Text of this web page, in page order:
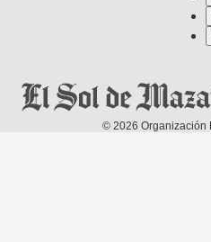
© 2026 Organización